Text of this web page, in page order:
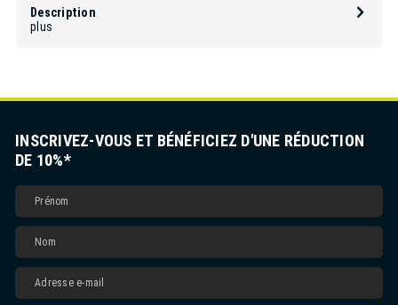
Description
plus
INSCRIVEZ-VOUS ET BÉNÉFICIEZ D'UNE RÉDUCTION
DE 10%*